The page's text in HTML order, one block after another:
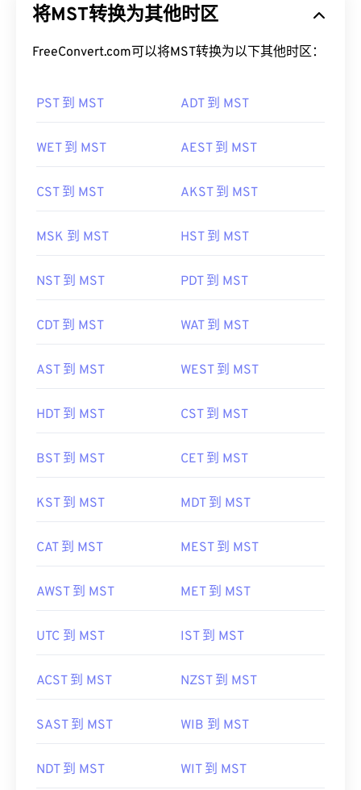
将MST转换为其他时区
FreeConvert.com可以将MST转换为以下其他时区：
PST 到 MST ADT 到 MST
WET 到 MST AEST 到 MST
CST 到 MST AKST 到 MST
MSK 到 MST HST 到 MST
NST 到 MST PDT 到 MST
CDT 到 MST WAT 到 MST
AST 到 MST WEST 到 MST
HDT 到 MST CST 到 MST
BST 到 MST CET 到 MST
KST 到 MST MDT 到 MST
CAT 到 MST MEST 到 MST
AWST 到 MST MET 到 MST
UTC 到 MST IST 到 MST
ACST 到 MST NZST 到 MST
SAST 到 MST WIB 到 MST
NDT 到 MST WIT 到 MST